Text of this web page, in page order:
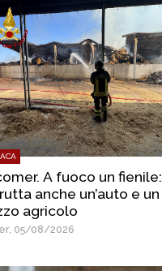
A fuoco un fienile:
anche un’auto e un
agricolo
05/08/2026